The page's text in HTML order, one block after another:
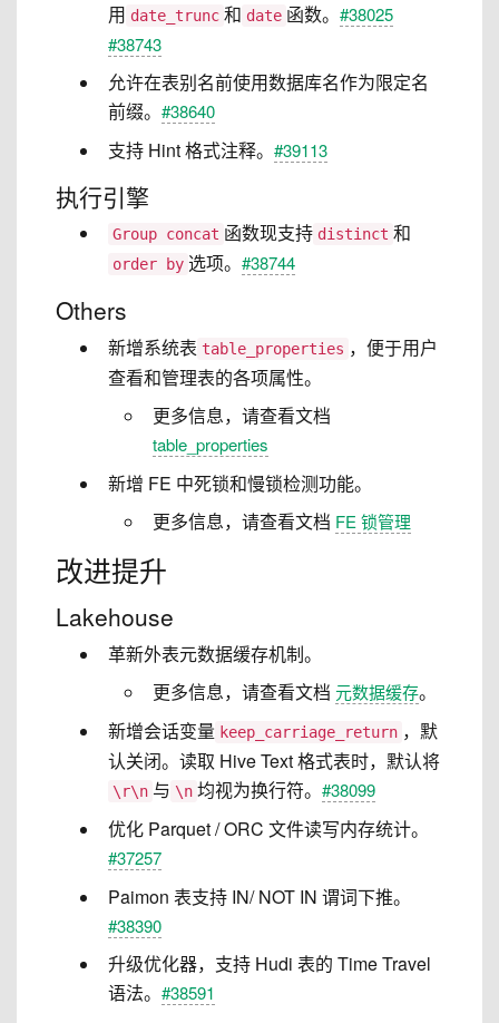
用 date_trunc 和 date 函数。 #38025
#38743
允许在表别名前使用数据库名作为限定名
前缀。 #38640
支持 Hint 格式注释。 #39113
执行引擎
Group concat 函数现支持 distinct 和
order by 选项。 #38744
Others
新增系统表 table_properties ，便于用户
查看和管理表的各项属性。
更多信息，请查看文档
table_properties
新增 FE 中死锁和慢锁检测功能。
更多信息，请查看文档 FE 锁管理
改进提升
Lakehouse
革新外表元数据缓存机制。
更多信息，请查看文档 元数据缓存。
新增会话变量 keep_carriage_return ，默
认关闭。读取 Hive Text 格式表时，默认将
\r\n 与 \n 均视为换行符。 #38099
优化 Parquet / ORC 文件读写内存统计。
#37257
Paimon 表支持 IN/ NOT IN 谓词下推。
#38390
升级优化器，支持 Hudi 表的 Time Travel
语法。 #38591